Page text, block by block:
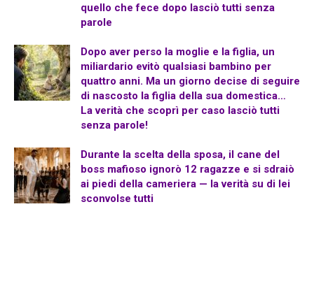
quello che fece dopo lasciò tutti senza
parole
Dopo aver perso la moglie e la figlia, un
miliardario evitò qualsiasi bambino per
quattro anni. Ma un giorno decise di seguire
di nascosto la figlia della sua domestica…
La verità che scoprì per caso lasciò tutti
senza parole!
Durante la scelta della sposa, il cane del
boss mafioso ignorò 12 ragazze e si sdraiò
ai piedi della cameriera — la verità su di lei
sconvolse tutti